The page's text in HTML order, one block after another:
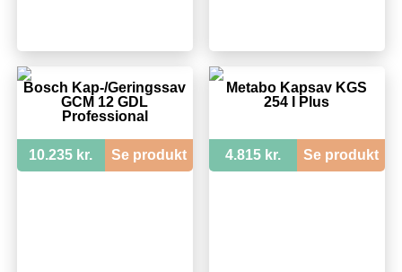
Bosch Kap-/Geringssav
GCM 12 GDL
Professional
10.235 kr. Se produkt
Metabo Kapsav KGS
254 I Plus
4.815 kr. Se produkt